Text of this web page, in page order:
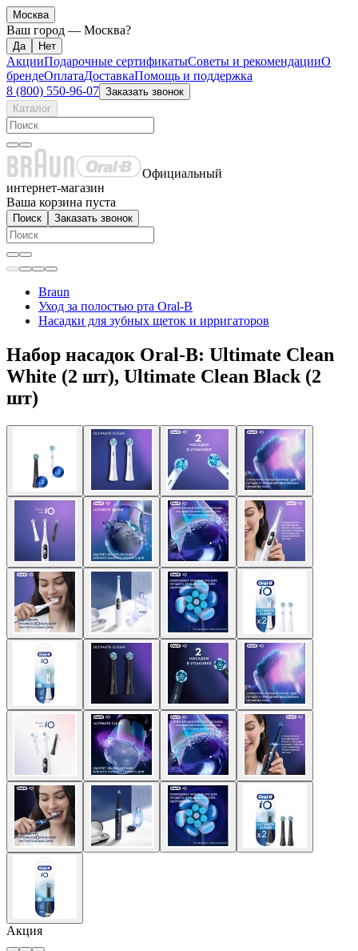
Москва
Ваш город — Москва?
АкцииПодарочные сертификатыСоветы и рекомендацииО
брендеОплатаДоставкаПомощь и поддержка
8 (800) 550-96-07 Заказать звонок
Каталог
Официальный
интернет-магазин
Ваша корзина пуста
Поиск Заказать звонок
Braun
Уход за полостью рта Oral-B
Насадки для зубных щеток и ирригаторов
Набор насадок Oral-B: Ultimate Clean
White (2 шт), Ultimate Clean Black (2
шт)
Акция